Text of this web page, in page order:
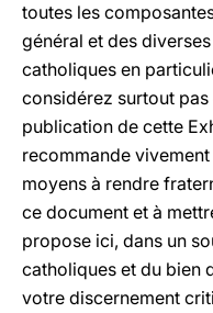
toutes les
général et des
catholiques en
considérez surtout
publication de cette
recommande
moyens à rendre
ce document et à
propose ici, dans un
catholiques et du bien
votre discernement